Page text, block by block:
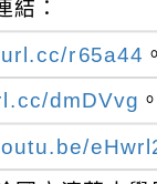
結：
r65a44 。
dmDVvg 。